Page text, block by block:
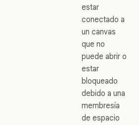
estar
conectado a
un canvas
que no
puede abrir o
estar
bloqueado
debido a una
membresía
de espacio